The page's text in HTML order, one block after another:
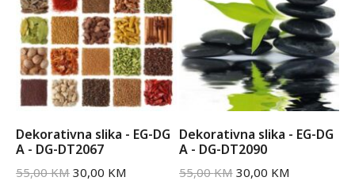
Dekorativna slika - EG-DG
A - DG-DT2067
55,00KM 30,00 KM
Dekorativna slika - EG-DG
A - DG-DT2090
55,00KM 30,00 KM